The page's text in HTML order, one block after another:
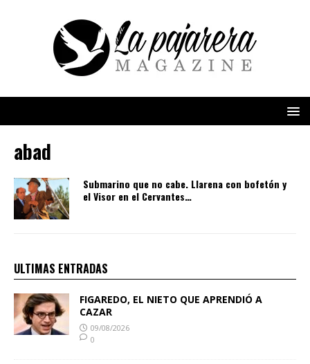
abad
Submarino que no cabe. Llarena con bofetón y
el Visor en el Cervantes…
ULTIMAS ENTRADAS
FIGAREDO, EL NIETO QUE APRENDIÓ A
CAZAR
09/08/2026
0